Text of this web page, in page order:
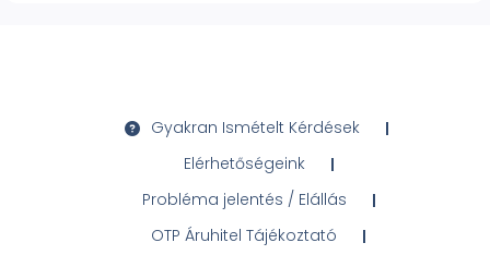
Gyakran Ismételt Kérdések
Elérhetőségeink
Probléma jelentés / Elállás
OTP Áruhitel Tájékoztató